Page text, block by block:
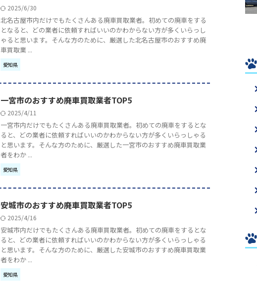
2025/6/30
北名古屋市内だけでもたくさんある廃車買取業者。初めての廃車をする
となると、どの業者に依頼すればいいのかわからない方が多くいらっし
ゃると思います。そんな方のために、厳選した北名古屋市のおすすめ廃
車買取業 ...
愛知県
一宮市のおすすめ廃車買取業者TOP5
2025/4/11
一宮市内だけでもたくさんある廃車買取業者。初めての廃車をするとな
ると、どの業者に依頼すればいいのかわからない方が多くいらっしゃる
と思います。そんな方のために、厳選した一宮市のおすすめ廃車買取業
者をわか ...
愛知県
安城市のおすすめ廃車買取業者TOP5
2025/4/16
安城市内だけでもたくさんある廃車買取業者。初めての廃車をするとな
ると、どの業者に依頼すればいいのかわからない方が多くいらっしゃる
と思います。そんな方のために、厳選した安城市のおすすめ廃車買取業
者をわか ...
愛知県